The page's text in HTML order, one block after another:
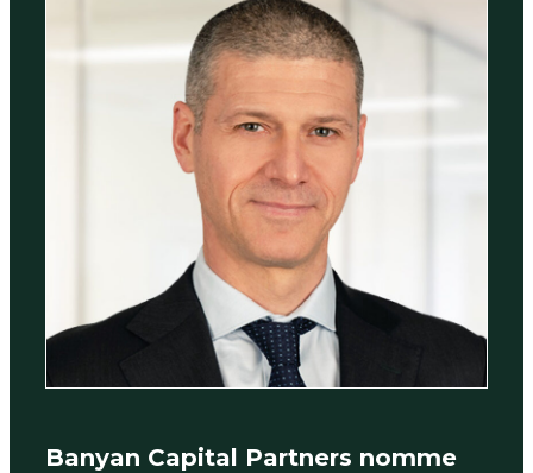
Banyan Capital Partners nomme